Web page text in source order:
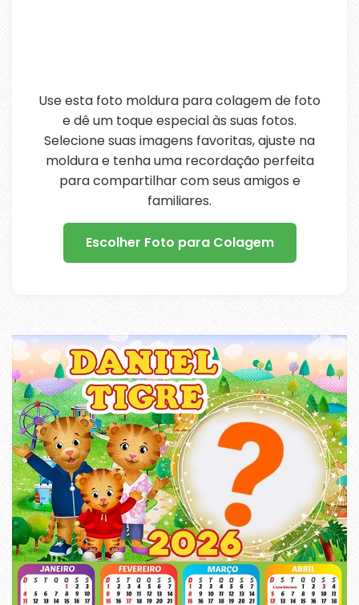
Use esta foto moldura para colagem de foto
e dê um toque especial às suas fotos.
Selecione suas imagens favoritas, ajuste na
moldura e tenha uma recordação perfeita
para compartilhar com seus amigos e
familiares.
Escolher Foto para Colagem